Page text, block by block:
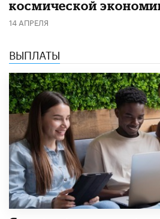
космической
14 АПРЕЛЯ
ВЫПЛАТЫ